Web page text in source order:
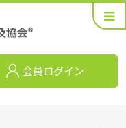
会員ログイン